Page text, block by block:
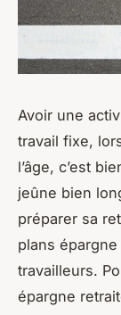
Avoir une
travail fixe,
l’âge, c’est
jeûne bien
préparer sa
plans
travailleurs.
épargne